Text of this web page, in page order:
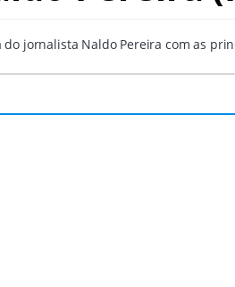
do jornalista Naldo Pereira com as